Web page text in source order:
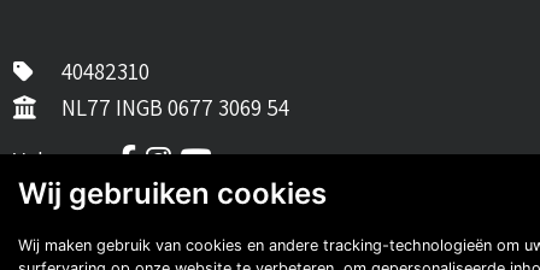
40482310
NL77 INGB 0677 3069 54
Volg ons:
Volg ons op Facebook
Volg ons op Instagram
Volg ons op YouTube
Auto's van onze leden
Wij gebruiken cookies
Wij maken gebruik van cookies en andere tracking-technologieën om